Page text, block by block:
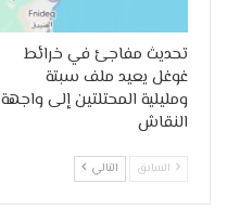
تحديث مفاجئ في خرائط
غوغل يعيد ملف سبتة
ومليلية المحتلتين إلى واجهة
النقاش
السابق التالي